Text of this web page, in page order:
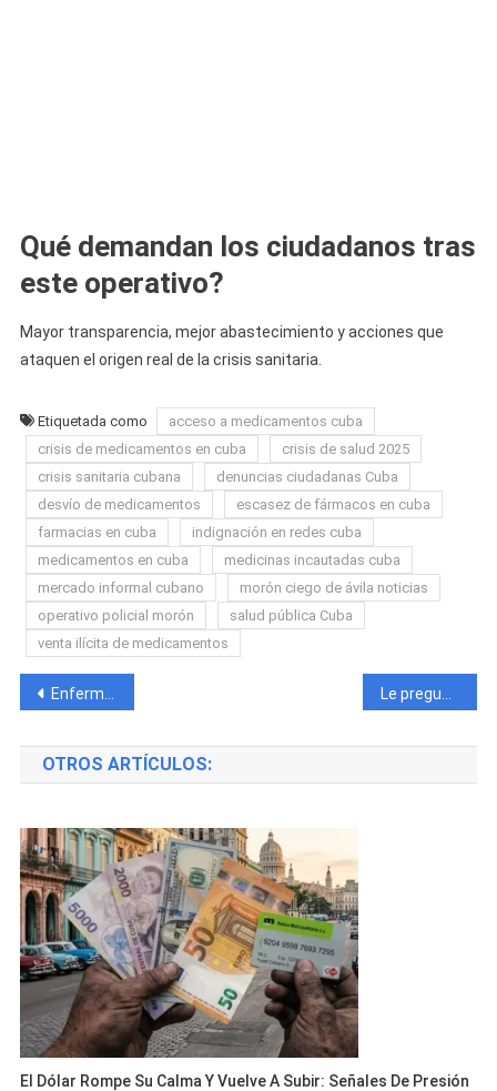
Qué demandan los ciudadanos tras
este operativo?
Mayor transparencia, mejor abastecimiento y acciones que
ataquen el origen real de la crisis sanitaria.
Etiquetada como
acceso a medicamentos cuba
crisis de medicamentos en cuba
crisis de salud 2025
crisis sanitaria cubana
denuncias ciudadanas Cuba
desvío de medicamentos
escasez de fármacos en cuba
farmacias en cuba
indignación en redes cuba
medicamentos en cuba
medicinas incautadas cuba
mercado informal cubano
morón ciego de ávila noticias
operativo policial morón
salud pública Cuba
venta ilícita de medicamentos
Navegación
de
entradas
Enfermera pierde la vida a mano de su esposo en Cienfuegos: la comunidad pide justicia
OTROS ARTÍCULOS:
El Dólar Rompe Su Calma Y Vuelve A Subir: Señales De Presión